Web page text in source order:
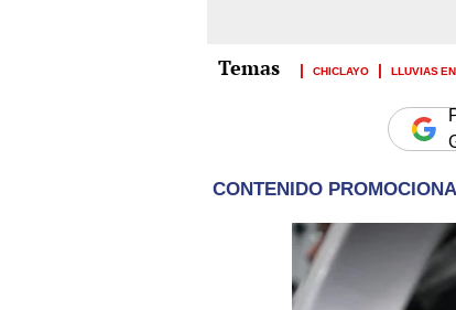
CHICLAYO LLUVIAS